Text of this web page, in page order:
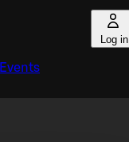
Log in
Events